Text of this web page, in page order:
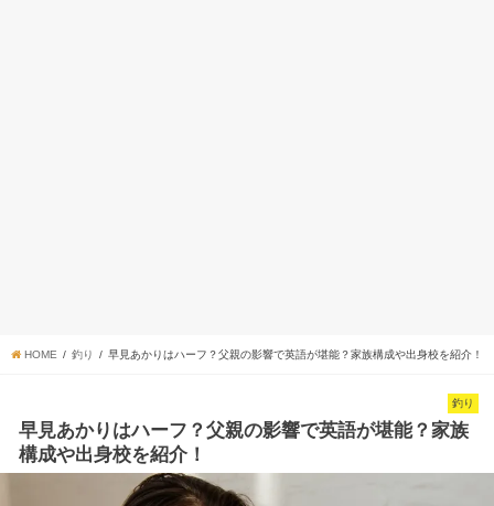
HOME 釣り 早見あかりはハーフ？父親の影響で英語が堪能？家族構成や出身校を紹介！
釣り
早見あかりはハーフ？父親の影響で英語が堪能？家族
構成や出身校を紹介！